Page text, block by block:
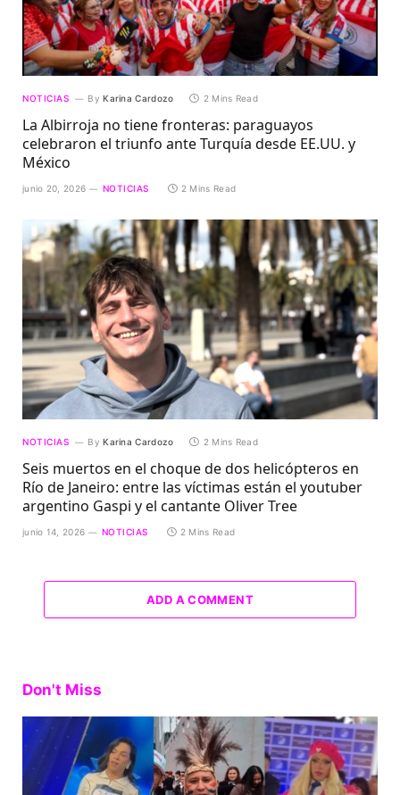
NOTICIAS By Karina Cardozo 2 Mins Read
La Albirroja no tiene fronteras: paraguayos
celebraron el triunfo ante Turquía desde EE.UU. y
México
junio 20, 2026 NOTICIAS 2 Mins Read
NOTICIAS By Karina Cardozo 2 Mins Read
Seis muertos en el choque de dos helicópteros en
Río de Janeiro: entre las víctimas están el youtuber
argentino Gaspi y el cantante Oliver Tree
junio 14, 2026 NOTICIAS 2 Mins Read
ADD A COMMENT
Don't Miss